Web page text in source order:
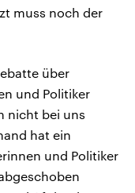
muss noch der
über
und Politiker
nicht bei uns
hat ein
und Politiker